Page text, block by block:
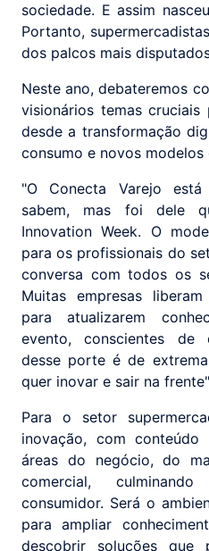
sociedade. E assim
Portanto,
dos palcos mais
Neste ano, debateremos
visionários temas
desde a transformação
consumo e novos modelos
"O Conecta Varejo
sabem, mas foi dele
Innovation Week. O
para os profissionais do
conversa com todos os
Muitas empresas
para atualizarem
evento, conscientes de
desse porte é de
quer inovar e sair na
Para o setor
inovação, com
áreas do negócio, do
comercial,
consumidor. Será o
para ampliar
descobrir soluções que